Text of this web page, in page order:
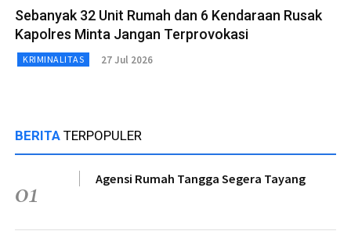
Sebanyak 32 Unit Rumah dan 6 Kendaraan Rusak
Kapolres Minta Jangan Terprovokasi
KRIMINALITAS 27 Jul 2026
BERITA TERPOPULER
01 Agensi Rumah Tangga Segera Tayang